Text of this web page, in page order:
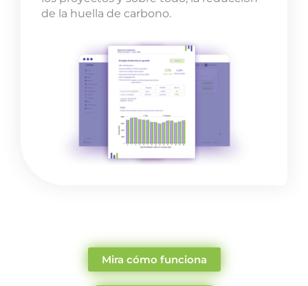
de la huella de carbono.
Mira cómo funciona